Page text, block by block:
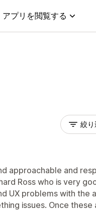
アプリを閲覧する
絞
approachable and
Ross who is very
UX problems with the
issues. Once these